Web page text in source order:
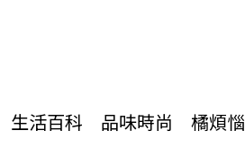
生活百科 品味時尚 橘煩惱